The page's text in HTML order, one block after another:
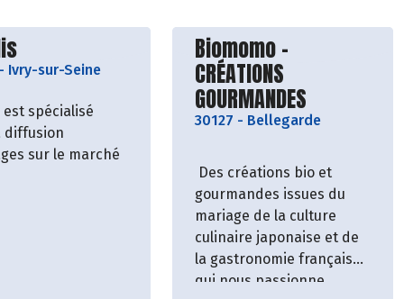
le producteur
- Ivry-sur-Seine
est spécialisé
diffusion
sur le marché
Découvrir le
Biomomo -
CRÉATIONS
GOURMANDES
30127 - Bellegarde
Des créations bio et
gourmandes issues du
mariage de la culture
culinaire japonaise et de
la gastronomie française
qui nous passionne.